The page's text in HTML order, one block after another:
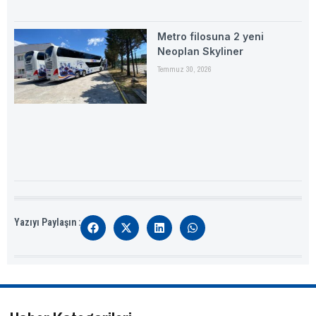
Metro filosuna 2 yeni
Neoplan Skyliner
Temmuz 30, 2026
Yazıyı Paylaşın :